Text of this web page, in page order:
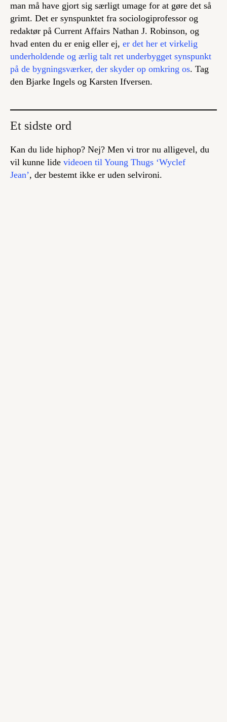
man må have gjort sig særligt umage for at gøre det så
grimt. Det er synspunktet fra sociologiprofessor og
redaktør på Current Affairs Nathan J. Robinson, og
hvad enten du er enig eller ej, er det her et virkelig
underholdende og ærlig talt ret underbygget synspunkt
på de bygningsværker, der skyder op omkring os. Tag
den Bjarke Ingels og Karsten Ifversen.
Et sidste ord
Kan du lide hiphop? Nej? Men vi tror nu alligevel, du
vil kunne lide videoen til Young Thugs ‘Wyclef
Jean’, der bestemt ikke er uden selvironi.